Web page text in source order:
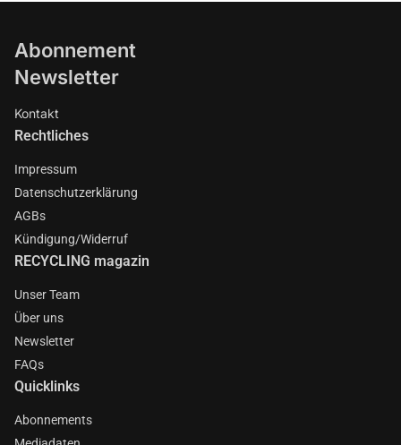
Abonnement
Newsletter
Kontakt
Rechtliches
Impressum
Datenschutzerklärung
AGBs
Kündigung/Widerruf
RECYCLING magazin
Unser Team
Über uns
Newsletter
FAQs
Quicklinks
Abonnements